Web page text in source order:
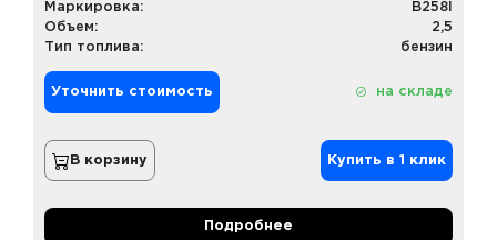
Маркировка:
B258I
Объем:
2,5
Тип топлива:
бензин
Уточнить стоимость на складе
В корзину Купить в 1 клик
Подробнее